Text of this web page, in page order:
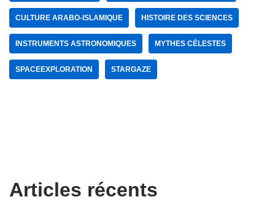
CULTURE ARABO-ISLAMIQUE HISTOIRE DES SCIENCES
INSTRUMENTS ASTRONOMIQUES MYTHES CÉLESTES
SPACEEXPLORATION STARGAZE
Articles récents